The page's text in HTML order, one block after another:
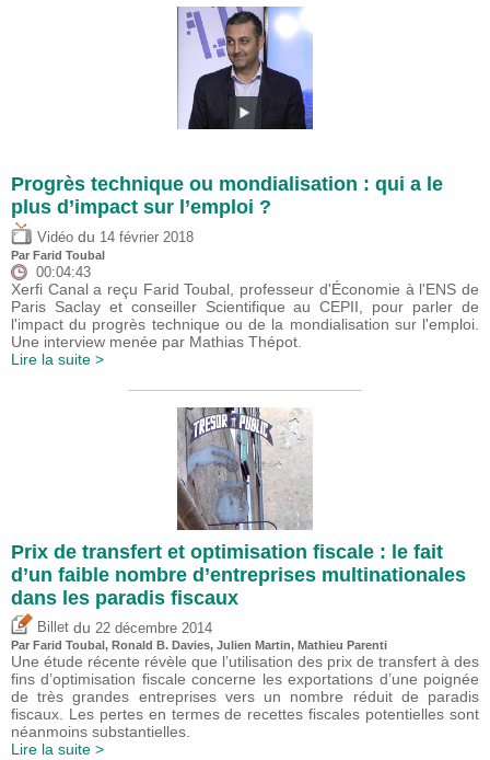
Progrès technique ou mondialisation : qui a le
plus d’impact sur l’emploi ?
Vidéo du 14 février 2018
Par Farid Toubal
00:04:43
Xerfi Canal a reçu Farid Toubal, professeur d'Économie à l'ENS de
Paris Saclay et conseiller Scientifique au CEPII, pour parler de
l'impact du progrès technique ou de la mondialisation sur l'emploi.
Une interview menée par Mathias Thépot.
Lire la suite >
Prix de transfert et optimisation fiscale : le fait
d’un faible nombre d’entreprises multinationales
dans les paradis fiscaux
Billet du 22 décembre 2014
Par Farid Toubal , Ronald B. Davies, Julien Martin, Mathieu Parenti
Une étude récente révèle que l’utilisation des prix de transfert à des
fins d’optimisation fiscale concerne les exportations d’une poignée
de très grandes entreprises vers un nombre réduit de paradis
fiscaux. Les pertes en termes de recettes fiscales potentielles sont
néanmoins substantielles.
Lire la suite >